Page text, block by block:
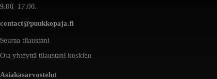
9.00–17.00.
contact@puukkopaja.fi
Seuraa tilaustani
Ota yhteyttä tilaustani koskien
Asiakasarvostelut